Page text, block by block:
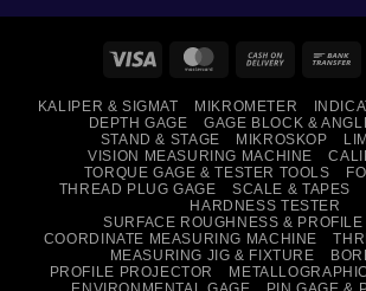
Visa MasterCardCash
Delivery
KALIPER & SIGMAT MIKROMETER
DEPTH GAGE
GAGE BLOCK &
STAND & STAGE
MIKROSKOP
VISION MEASURING MACHINE
TORQUE GAGE & TESTER TOOLS
THREAD PLUG GAGE
SCALE & TAPES
HARDNESS TESTER
SURFACE ROUGHNESS & PROFILE
COORDINATE MEASURING MACHINE
MEASURING JIG & FIXTURE
PROFILE PROJECTOR